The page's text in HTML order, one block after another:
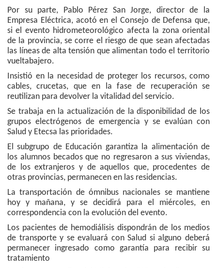
Por su parte, Pablo Pérez San Jorge, director de la
Empresa Eléctrica, acotó en el Consejo de Defensa que,
si el evento hidrometeorológico afecta la zona oriental
de la provincia, se corre el riesgo de que sean afectadas
las líneas de alta tensión que alimentan todo el territorio
vueltabajero.
Insistió en la necesidad de proteger los recursos, como
cables, crucetas, que en la fase de recuperación se
reutilizan para devolver la vitalidad del servicio.
Se trabaja en la actualización de la disponibilidad de los
grupos electrógenos de emergencia y se evalúan con
Salud y Etecsa las prioridades.
El subgrupo de Educación garantiza la alimentación de
los alumnos becados que no regresaron a sus viviendas,
de los extranjeros y de aquellos que, procedentes de
otras provincias, permanecen en las residencias.
La transportación de ómnibus nacionales se mantiene
hoy y mañana, y se decidirá para el miércoles, en
correspondencia con la evolución del evento.
Los pacientes de hemodiálisis dispondrán de los medios
de transporte y se evaluará con Salud si alguno deberá
permanecer ingresado como garantía para recibir su
tratamiento